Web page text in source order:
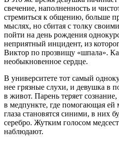
свечение, наполненность и
стремиться к общению, больше
мыслях, но сбитая с толку
пойти на день рождения
неприятный инцидент, из
Виктор по прозвищу «шпала».
необыкновенное сердце.
В университете тот самый
нее грязные слухи, и девушка в
в живот. Парень теряет
в медпункте, где помогающая ей
глаза становятся синими, в них
серебро. Жутким голосом
наблюдают.